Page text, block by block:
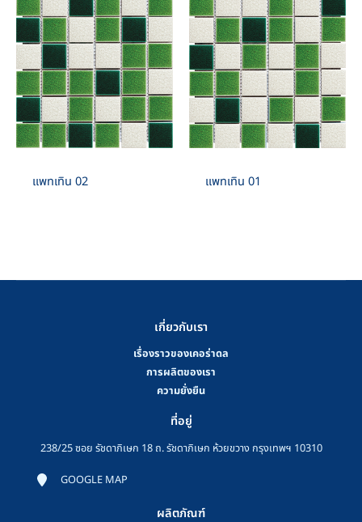
แพทเทิน 02 แพทเทิน 01
เกี่ยวกับเรา
เรื่องราวของเคอร่าดล
การผลิตของเรา
ความยั่งยืน
ที่อยู่
238/25 ซอย รัชดาภิเษก 18 ถ. รัชดาภิเษก ห้วยขวาง กรุงเทพฯ 10310
GOOGLE MAP
ผลิตภัณฑ์